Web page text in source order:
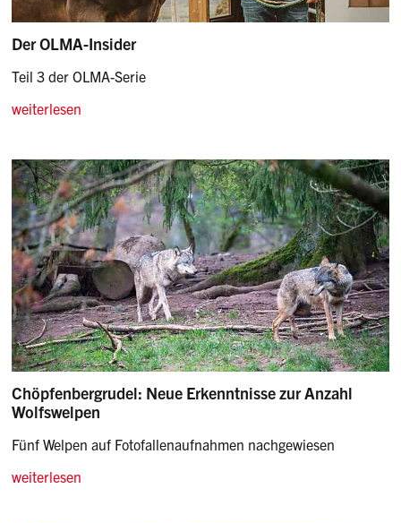
Der OLMA-Insider
Teil 3 der OLMA-Serie
weiterlesen
Chöpfenbergrudel: Neue Erkenntnisse zur Anzahl
Wolfswelpen
Fünf Welpen auf Fotofallenaufnahmen nachgewiesen
weiterlesen